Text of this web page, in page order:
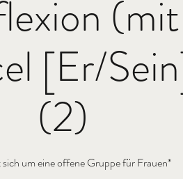
(mit
[Er/
(2)
sich um eine offene Gruppe für Frauen*